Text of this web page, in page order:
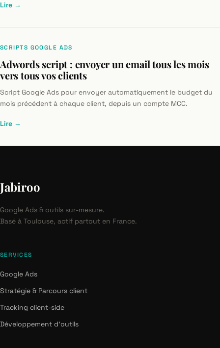
Lire →
SCRIPTS GOOGLE ADS
Adwords script : envoyer un email tous les mois
vers tous vos clients
Script Google Ads pour envoyer automatiquement le budget du
mois précédent à chaque client, depuis un compte MCC.
Lire →
Jabiroo
Google Ads & outils sur-mesure.
Basé à Toulouse, actif partout en France.
SERVICES
Google Ads
Stratégie & Parcours client
Tracking client-side
Développement d'outils